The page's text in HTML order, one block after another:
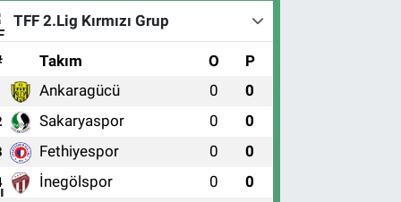
TFF 2.Lig Kırmızı Grup
Takım O P
Ankaragücü 0 0
Sakaryaspor 0 0
Fethiyespor 0 0
İnegölspor 0 0